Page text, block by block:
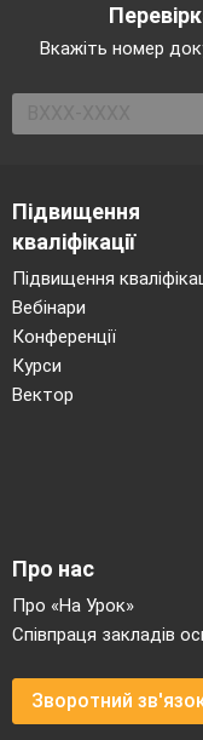
Вкажіть номер
Підвищення
кваліфікації
Підвищення
Вебінари
Конференції
Курси
Вектор
Про нас
Про «На Урок»
Співпраця закладів
Зворотний